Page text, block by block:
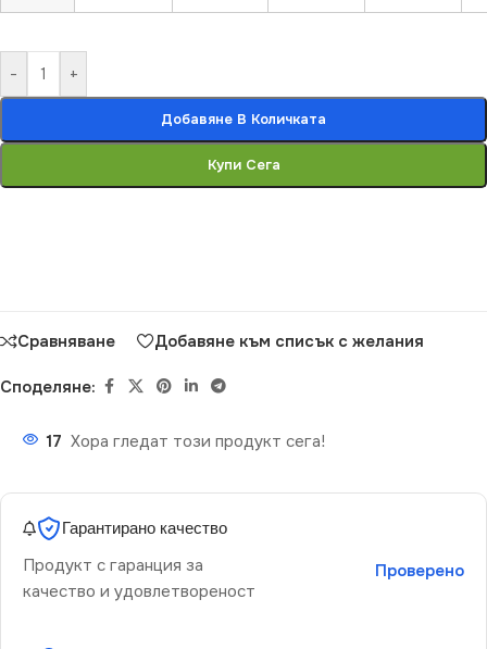
- +
Добавяне В Количката
Купи Сега
Сравняване Добавяне към списък с желания
Споделяне:
17 Хора гледат този продукт сега!
Гарантирано качество
Продукт с гаранция за
качество и удовлетвореност
Проверено